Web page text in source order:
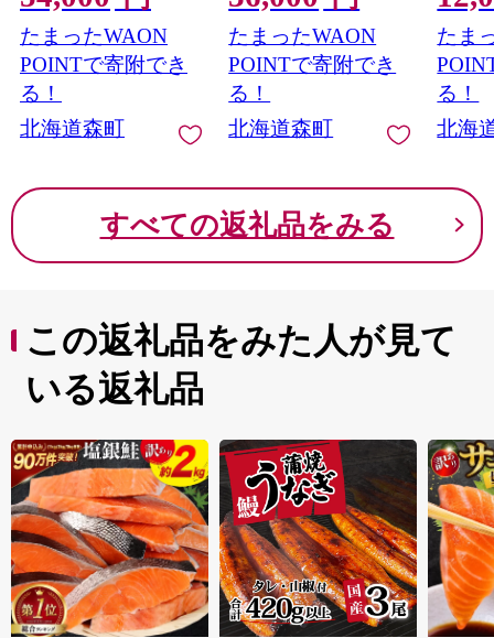
て 帆立 ホタテ 海産物
魚貝類 おつまみ 海鮮
丼 魚介類 貝柱 ふるさ
と納税 北海道 訳あり
mr1-1190
たまったWAON
POINTで寄附でき
る！
北海道森町
株式会社 瑞宝＞ 小
分け 森町 ほたて 帆立
ホタテ 海産物 魚貝類
おつまみ 海鮮丼 魚介
類 貝柱 ふるさと納税
北海道 訳あり mr1-
たまったWAON
POINTで寄附でき
る！
北海道森町
屋 株
森町
テ 海
まみ
柱 ふ
道 訳
たま
る！
北海
すべての返礼品をみる
この返礼品をみた人が見て
いる返礼品